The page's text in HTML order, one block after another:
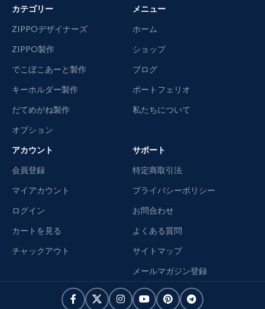
カテゴリー
ZIPPOデザイナーズ
ZIPPO製作
でこぼこあーと製作
キーホルダー製作
だてめがね製作
オプション
メニュー
ホーム
ショップ
ブログ
ポートフェリオ
私たちについて
アカウント
会員登録
マイアカウント
ログイン
カートを見る
チャックアウト
サポート
特定商取引法
プライバシーポリシー
お問合わせ
よくある質問
サイトマップ
メールマガジン登録